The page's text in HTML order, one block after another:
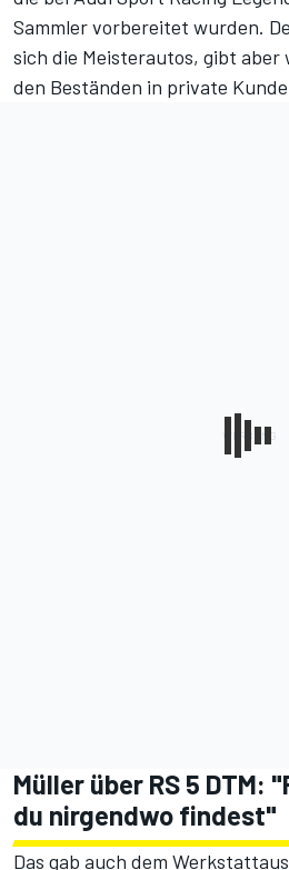
Sammler vorbereitet wurden.
sich die Meisterautos, gibt aber
den Beständen in private
Müller über RS 5 DTM:
du nirgendwo findest"
Das gab auch dem